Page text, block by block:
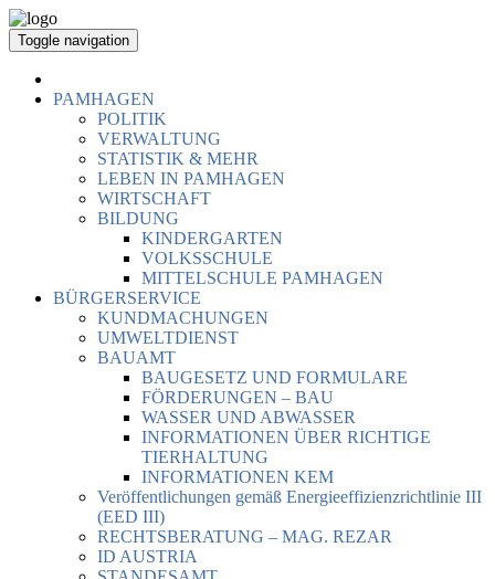
Toggle navigation
PAMHAGEN
POLITIK
VERWALTUNG
STATISTIK & MEHR
LEBEN IN PAMHAGEN
WIRTSCHAFT
BILDUNG
KINDERGARTEN
VOLKSSCHULE
MITTELSCHULE PAMHAGEN
BÜRGERSERVICE
KUNDMACHUNGEN
UMWELTDIENST
BAUAMT
BAUGESETZ UND FORMULARE
FÖRDERUNGEN – BAU
WASSER UND ABWASSER
INFORMATIONEN ÜBER RICHTIGE
TIERHALTUNG
INFORMATIONEN KEM
Veröffentlichungen gemäß Energieeffizienzrichtlinie III
(EED III)
RECHTSBERATUNG – MAG. REZAR
ID AUSTRIA